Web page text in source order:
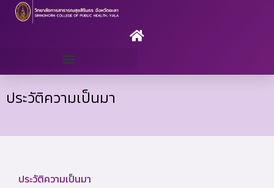
Skip
ประวัติความเป็นมา
ประวัติความเป็นมา